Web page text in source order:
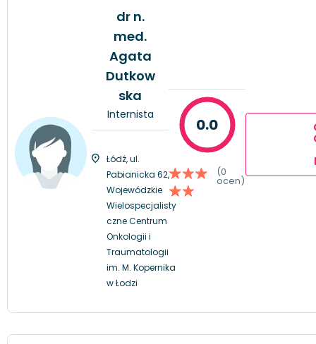
dr n.
med.
Agata
Dutkow
ska
Internista
Łódź, ul.
Pabianicka 62,
Wojewódzkie
Wielospecjalisty
czne Centrum
Onkologii i
Traumatologii
im. M. Kopernika
w Łodzi
0.0
(0
ocen)